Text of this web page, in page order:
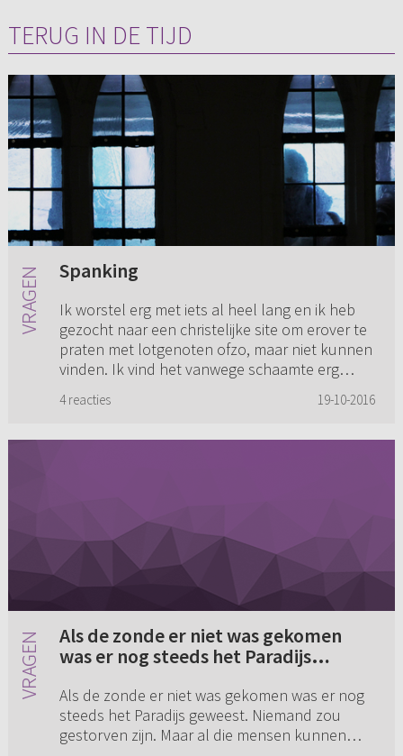
TERUG IN DE TIJD
Spanking
Ik worstel erg met iets al heel lang en ik heb
gezocht naar een christelijke site om erover te
praten met lotgenoten ofzo, maar niet kunnen
vinden. Ik vind het vanwege schaamte erg
4 reacties 19-10-2016
Als de zonde er niet was gekomen
was er nog steeds het Paradijs
zijn. Maar al die mensen kunnen toch
nooit een plaats hebben op de
aarde? (...)
Als de zonde er niet was gekomen was er nog
steeds het Paradijs geweest. Niemand zou
gestorven zijn. Maar al die mensen kunnen